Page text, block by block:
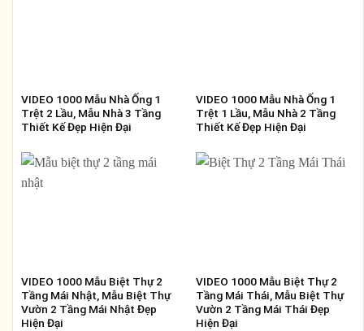
VIDEO 1000 Mẫu Nhà Ống 1
Trệt 2 Lầu, Mẫu Nhà 3 Tầng
Thiết Kế Đẹp Hiện Đại
VIDEO 1000 Mẫu Nhà Ống 1
Trệt 1 Lầu, Mẫu Nhà 2 Tầng
Thiết Kế Đẹp Hiện Đại
VIDEO 1000 Mẫu Biệt Thự 2
Tầng Mái Nhật, Mẫu Biệt Thự
Vườn 2 Tầng Mái Nhật Đẹp
Hiện Đại
VIDEO 1000 Mẫu Biệt Thự 2
Tầng Mái Thái, Mẫu Biệt Thự
Vườn 2 Tầng Mái Thái Đẹp
Hiện Đại